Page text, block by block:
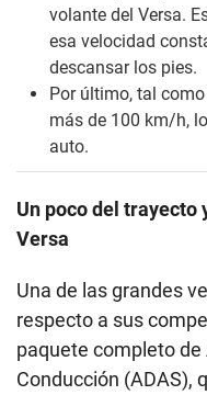
volante del Versa.
esa velocidad
descansar los pies.
Por último, tal
más de 100 km/h,
auto.
Un poco del trayecto
Versa
Una de las grandes
respecto a sus
paquete completo
Conducción (ADAS),